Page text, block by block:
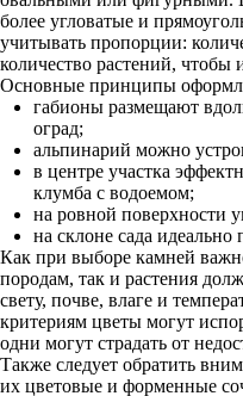
более угловатые и
учитывать пропорции:
количество растений, чтобы
Основные принципы
габионы размещают
оград;
альпинарий можно
в центре участка
клумба с водоемом;
на ровной поверхности
на склоне сада идеально
Как при выборе камней
породам, так и растения
свету, почве, влаге и
критериям цветы могут
одни могут страдать от
Также следует обратить
их цветовые и форменные